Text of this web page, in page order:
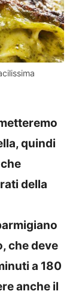
quindi
della
che deve
a 180
anche il